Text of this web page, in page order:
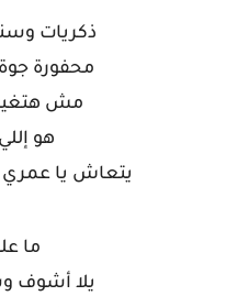
ذكريات
محفورة
مش
هو
يتعاش يا عمري
ما
يلا أشوف